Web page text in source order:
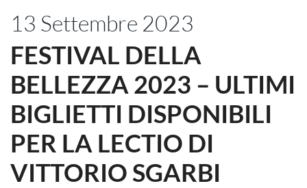
13 Settembre 2023
FESTIVAL DELLA
BELLEZZA 2023 – ULTIMI
BIGLIETTI DISPONIBILI
PER LA LECTIO DI
VITTORIO SGARBI